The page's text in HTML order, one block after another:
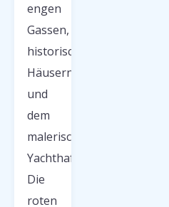
engen
Gassen,
historischen
Häusern
und
dem
malerischen
Yachthafen.
Die
roten